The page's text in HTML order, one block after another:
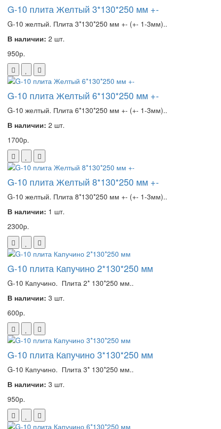
G-10 плита Желтый 3*130*250 мм +-
G-10 желтый. Плита 3*130*250 мм +- (+- 1-3мм)..
В наличии: 2 шт.
950р.
G-10 плита Желтый 6*130*250 мм +-
G-10 желтый. Плита 6*130*250 мм +- (+- 1-3мм)..
В наличии: 2 шт.
1700р.
G-10 плита Желтый 8*130*250 мм +-
G-10 желтый. Плита 8*130*250 мм +- (+- 1-3мм)..
В наличии: 1 шт.
2300р.
G-10 плита Капучино 2*130*250 мм
G-10 Капучино. Плита 2* 130*250 мм..
В наличии: 3 шт.
600р.
G-10 плита Капучино 3*130*250 мм
G-10 Капучино. Плита 3* 130*250 мм..
В наличии: 3 шт.
950р.